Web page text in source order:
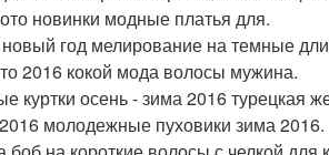
новинки модные платья для.
год мелирование на темные
2016 кокой мода волосы мужина.
куртки осень - зима 2016 турецкая
молодежные пуховики зима 2016.